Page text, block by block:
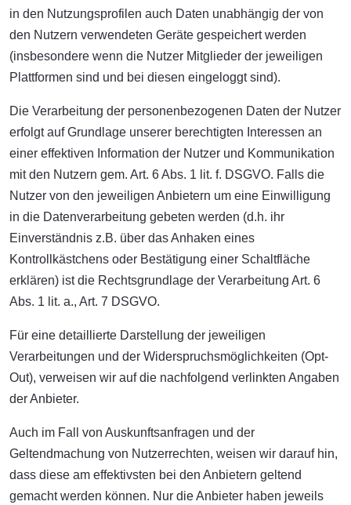
in den Nutzungsprofilen auch Daten unabhängig der von
den Nutzern verwendeten Geräte gespeichert werden
(insbesondere wenn die Nutzer Mitglieder der jeweiligen
Plattformen sind und bei diesen eingeloggt sind).
Die Verarbeitung der personenbezogenen Daten der Nutzer
erfolgt auf Grundlage unserer berechtigten Interessen an
einer effektiven Information der Nutzer und Kommunikation
mit den Nutzern gem. Art. 6 Abs. 1 lit. f. DSGVO. Falls die
Nutzer von den jeweiligen Anbietern um eine Einwilligung
in die Datenverarbeitung gebeten werden (d.h. ihr
Einverständnis z.B. über das Anhaken eines
Kontrollkästchens oder Bestätigung einer Schaltfläche
erklären) ist die Rechtsgrundlage der Verarbeitung Art. 6
Abs. 1 lit. a., Art. 7 DSGVO.
Für eine detaillierte Darstellung der jeweiligen
Verarbeitungen und der Widerspruchsmöglichkeiten (Opt-
Out), verweisen wir auf die nachfolgend verlinkten Angaben
der Anbieter.
Auch im Fall von Auskunftsanfragen und der
Geltendmachung von Nutzerrechten, weisen wir darauf hin,
dass diese am effektivsten bei den Anbietern geltend
gemacht werden können. Nur die Anbieter haben jeweils